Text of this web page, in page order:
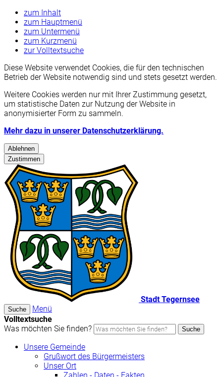
zum Inhalt
zum Hauptmenü
zum Untermenü
zum Kurzmenü
zur Volltextsuche
Diese Website verwendet Cookies, die für den technischen
Betrieb der Website notwendig sind und stets gesetzt werden.
Weitere Cookies werden nur mit Ihrer Zustimmung gesetzt,
um statistische Daten zur Nutzung der Website in
anonymisierter Form zu sammeln.
Mehr dazu in unserer Datenschutzerklärung.
Ablehnen
Zustimmen
Stadt Tegernsee
Suche
Menü
Volltextsuche
Was möchten Sie finden?
Suche
Unsere Gemeinde
Grußwort des Bürgermeisters
Unser Ort